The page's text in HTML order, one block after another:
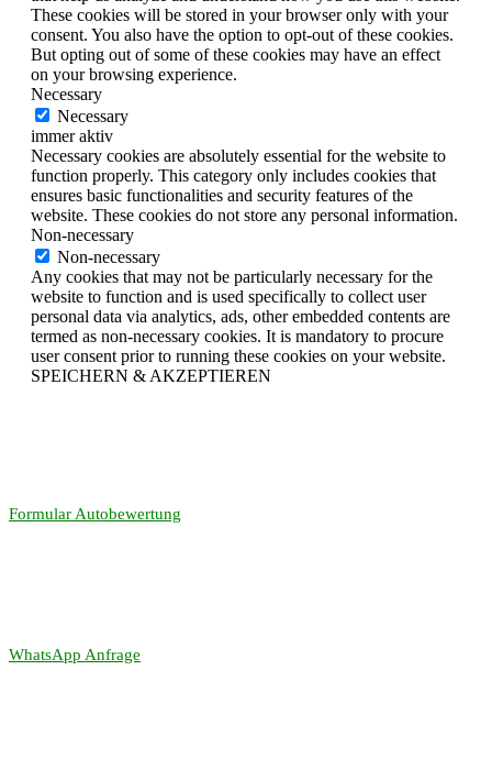
These cookies will be stored in your browser only with your
consent. You also have the option to opt-out of these cookies.
But opting out of some of these cookies may have an effect
on your browsing experience.
Necessary
Necessary
immer aktiv
Necessary cookies are absolutely essential for the website to
function properly. This category only includes cookies that
ensures basic functionalities and security features of the
website. These cookies do not store any personal information.
Non-necessary
Non-necessary
Any cookies that may not be particularly necessary for the
website to function and is used specifically to collect user
personal data via analytics, ads, other embedded contents are
termed as non-necessary cookies. It is mandatory to procure
user consent prior to running these cookies on your website.
SPEICHERN & AKZEPTIEREN
Formular Autobewertung
WhatsApp Anfrage